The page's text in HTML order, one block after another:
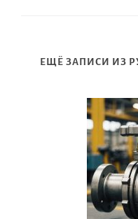
ЕЩЁ ЗАПИСИ ИЗ